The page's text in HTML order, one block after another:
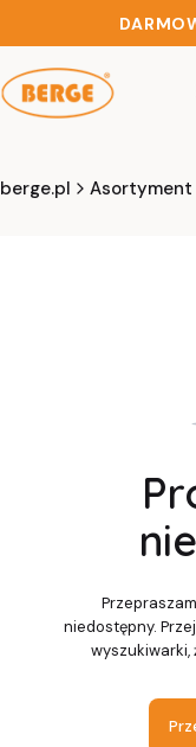
berge.pl Asortyment
niedostępny.
wyszukiwarki,